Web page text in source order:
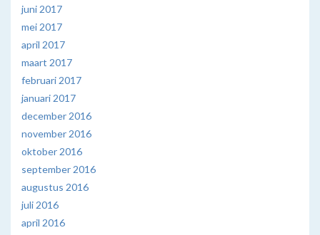
juni 2017
mei 2017
april 2017
maart 2017
februari 2017
januari 2017
december 2016
november 2016
oktober 2016
september 2016
augustus 2016
juli 2016
april 2016